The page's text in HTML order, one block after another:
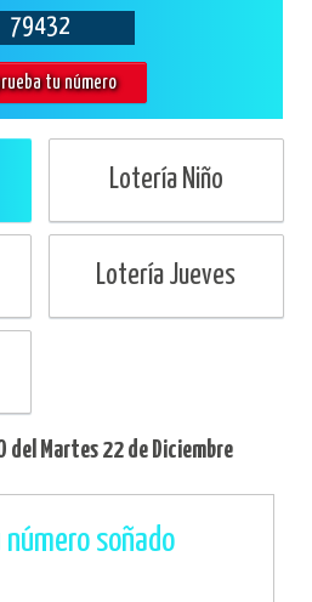
79432
tu número
Lotería Niño
Lotería Jueves
del Martes 22 de Diciembre
número soñado